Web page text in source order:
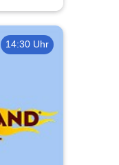
14:30 Uhr